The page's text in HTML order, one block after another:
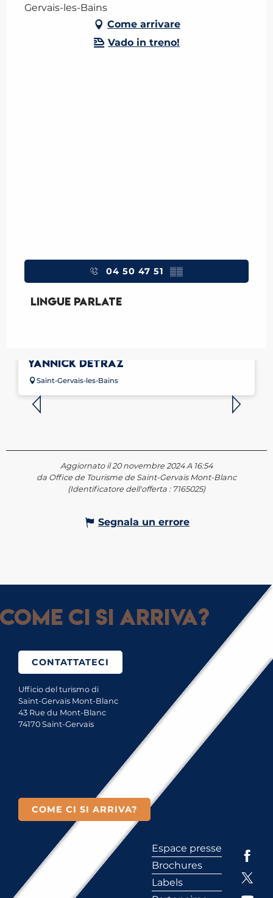
Gervais-les-Bains
Come arrivare
Vado in treno!
04 50 47 51 ▒▒
Lingue parlate
Lingue parlate
YANNICK DETRAZ
Saint-Gervais-les-Bains
Aggiornato il 20 novembre 2024 A 16:54
da Office de Tourisme de Saint-Gervais Mont-Blanc
(Identificatore dell'offerta : 7165025)
Segnala un errore
ci si arriva?
CONTATTATECI
Ufficio del turismo di
Saint-Gervais Mont-Blanc
43 Rue du Mont-Blanc
74170 Saint-Gervais
COME CI SI ARRIVA?
Espace presse
Brochures
Labels